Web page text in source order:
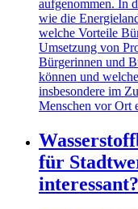
aufgenommen. In
wie die
welche Vorteile
Umsetzung von
Bürgerinnen und
können und
insbesondere im
Menschen vor Ort
für
interessant?